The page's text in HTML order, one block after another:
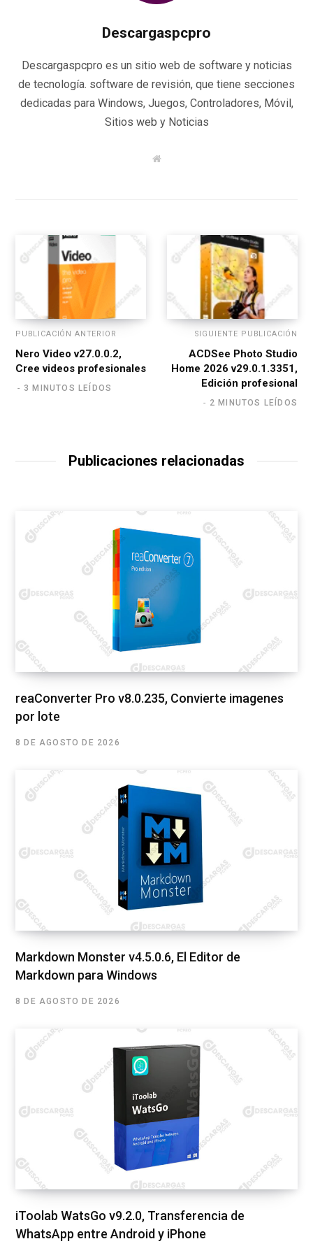
Descargaspcpro
Descargaspcpro es un sitio web de software y noticias
de tecnología. software de revisión, que tiene secciones
dedicadas para Windows, Juegos, Controladores, Móvil,
Sitios web y Noticias
W
PUBLICACIÓN ANTERIOR
Nero Video v27.0.0.2,
Cree videos profesionales
3 MINUTOS LEÍDOS
SIGUIENTE PUBLICACIÓN
ACDSee Photo Studio
Home 2026 v29.0.1.3351,
Edición profesional
2 MINUTOS LEÍDOS
Publicaciones relacionadas
reaConverter Pro v8.0.235, Convierte imagenes
por lote
8 DE AGOSTO DE 2026
Markdown Monster v4.5.0.6, El Editor de
Markdown para Windows
8 DE AGOSTO DE 2026
iToolab WatsGo v9.2.0, Transferencia de
WhatsApp entre Android y iPhone